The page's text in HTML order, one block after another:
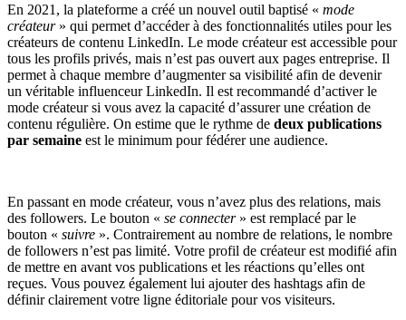
En 2021, la plateforme a créé un nouvel outil baptisé « mode
créateur» qui permet d’accéder à des fonctionnalités utiles pour les
créateurs de contenu LinkedIn. Le mode créateur est accessible pour
tous les profils privés, mais n’est pas ouvert aux pages entreprise. Il
permet à chaque membre d’augmenter sa visibilité afin de devenir
un véritable influenceur LinkedIn. Il est recommandé d’activer le
mode créateur si vous avez la capacité d’assurer une création de
contenu régulière. On estime que le rythme de deux publications
par semaine est le minimum pour fédérer une audience.
En passant en mode créateur, vous n’avez plus des relations, mais
des followers. Le bouton « se connecter» est remplacé par le
bouton « suivre ». Contrairement au nombre de relations, le nombre
de followers n’est pas limité. Votre profil de créateur est modifié afin
de mettre en avant vos publications et les réactions qu’elles ont
reçues. Vous pouvez également lui ajouter des hashtags afin de
définir clairement votre ligne éditoriale pour vos visiteurs.